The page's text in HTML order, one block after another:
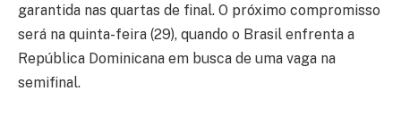
garantida nas quartas de final. O próximo compromisso
será na quinta-feira (29), quando o Brasil enfrenta a
República Dominicana em busca de uma vaga na
semifinal.